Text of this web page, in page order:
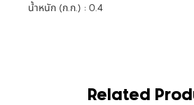
น้ำหนัก (ก.ก.) : 0.4
Related